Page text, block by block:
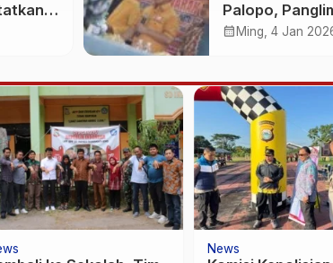
Palopo,
Jabatan
jawabkan!
calendar_month Ming, 4 Jan
News